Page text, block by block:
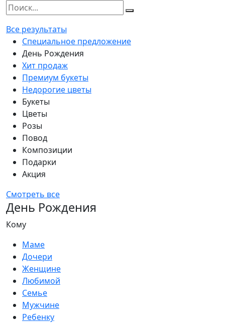
Все результаты
Специальное предложение
День Рождения
Хит продаж
Премиум букеты
Недорогие цветы
Букеты
Цветы
Розы
Повод
Композиции
Подарки
Акция
Смотреть все
День Рождения
Кому
Маме
Дочери
Женщине
Любимой
Семье
Мужчине
Ребенку